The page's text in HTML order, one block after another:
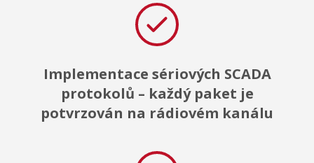
Implementace sériových SCADA
protokolů – každý paket je
potvrzován na rádiovém kanálu